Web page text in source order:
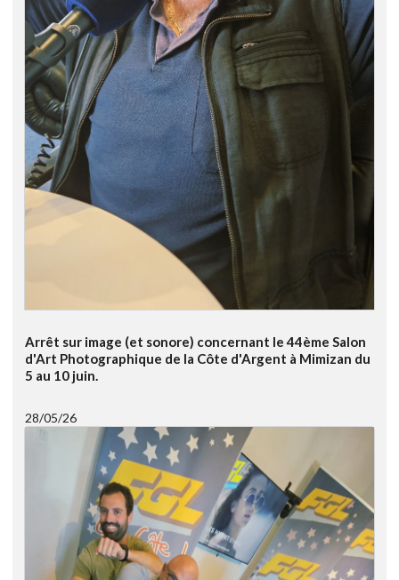
Arrêt sur image (et sonore) concernant le 44ème Salon
d'Art Photographique de la Côte d'Argent à Mimizan du
5 au 10 juin.
28/05/26